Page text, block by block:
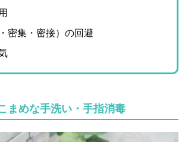
密集・密接）の回避
めな手洗い・手指消毒